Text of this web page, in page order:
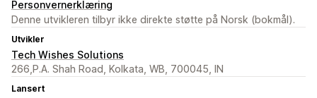
Personvernerklæring
Denne utvikleren tilbyr ikke direkte støtte på Norsk (bokmål).
Utvikler
Tech Wishes Solutions
266,P.A. Shah Road, Kolkata, WB, 700045, IN
Lansert